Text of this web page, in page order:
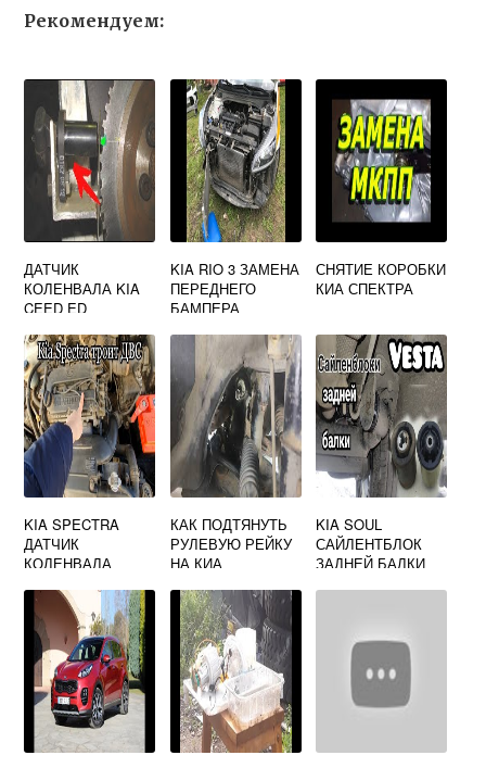
Рекомендуем:
ДАТЧИК
КОЛЕНВАЛА KIA
CEED ED
KIA RIO 3 ЗАМЕНА
ПЕРЕДНЕГО
БАМПЕРА
СНЯТИЕ КОРОБКИ
КИА СПЕКТРА
KIA SPECTRA
ДАТЧИК
КОЛЕНВАЛА
КАК ПОДТЯНУТЬ
РУЛЕВУЮ РЕЙКУ
НА КИА
KIA SOUL
САЙЛЕНТБЛОК
ЗАДНЕЙ БАЛКИ